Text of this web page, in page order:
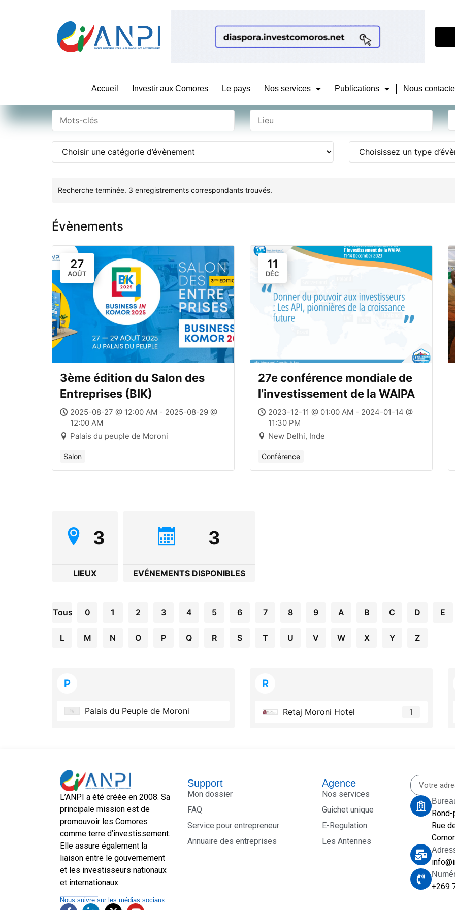
Accueil Investir aux Comores Le pays Nos services Publications Nous
Recherche terminée. 3 enregistrements correspondants trouvés.
Évènements
27
AOÛT
3ème édition du Salon des
Entreprises (BIK)
2025-08-27 @ 12:00 AM - 2025-08-29 @
12:00 AM
Palais du peuple de Moroni
Salon
11
DÉC
27e conférence mondiale de
l’investissement de la WAIPA
2023-12-11 @ 01:00 AM - 2024-01-14 @
11:30 PM
New Delhi, Inde
Conférence
3
LIEUX
3
EVÉNEMENTS DISPONIBLES
Tous 0 1 2 3 4 5 6 7 8 9 A B C D E
L M N O P Q R S T U V W X Y Z
P
Palais du Peuple de Moroni
R
Retaj Moroni Hotel 1
L’ANPI a été créée en 2008. Sa
principale mission est de
promouvoir les Comores
comme terre d’investissement.
Elle assure également la
liaison entre le gouvernement
et les investisseurs nationaux
et internationaux.
Nous suivre sur les médias sociaux
Support
Mon dossier
FAQ
Service pour entrepreneur
Annuaire des entreprises
Agence
Nos services
Guichet unique
E-Regulation
Les Antennes
Rue
+269